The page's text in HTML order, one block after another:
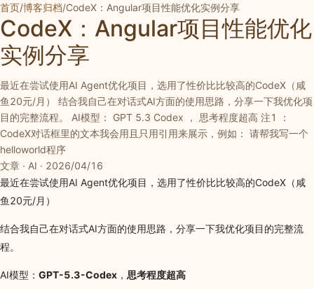
首页/博客归档/CodeX：Angular项目性能优化实例分享
CodeX：Angular项目性能优化
实例分享
最近在尝试使用AI Agent优化项目，选用了性价比比较高的CodeX（咸
鱼20元/月） 结合我自己在对话式AI方面的使用思路，分享一下我优化项
目的完整流程。 AI模型： GPT 5.3 Codex ， 思考程度超高 注1 ：
CodeX对话框里的文本我会用且只用引用来展示，例如： 请帮我写一个
helloworld程序
文章 · AI · 2026/04/16
最近在尝试使用AI Agent优化项目，选用了性价比比较高的CodeX（咸
鱼20元/月）
结合我自己在对话式AI方面的使用思路，分享一下我优化项目的完整流
程。
AI模型： GPT-5.3-Codex ， 思考程度超高